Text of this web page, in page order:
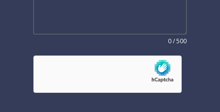
0 / 500